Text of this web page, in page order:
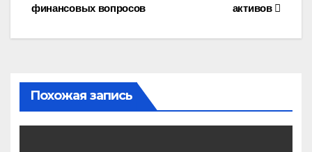
записям
активов
финансовых вопросов
Похожая запись